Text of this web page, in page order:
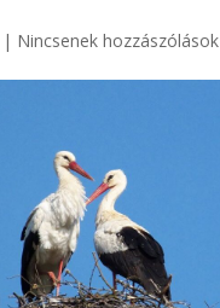
| Nincsenek hozzászólások